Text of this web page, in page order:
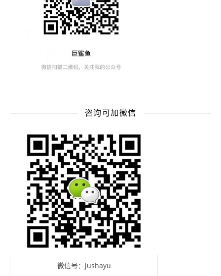
咨询可加微信
微信号：jushayu